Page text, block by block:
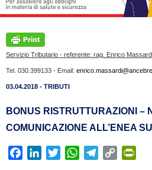
Servizio Tributario - referente: rag. Enrico
Tel. 030.399133 - Email:
03.04.2018 - TRIBUTI
BONUS RISTRUTTURAZIONI –
COMUNICAZIONE ALL’ENEA
W
C